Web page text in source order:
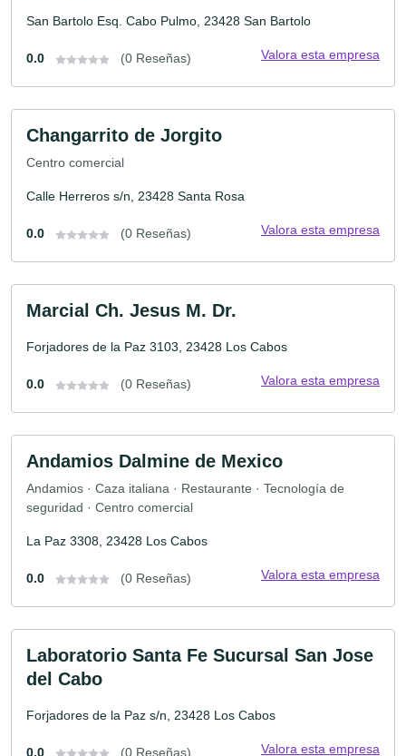
San Bartolo Esq. Cabo Pulmo, 23428 San Bartolo
0.0 (0 Reseñas) Valora esta empresa
Changarrito de Jorgito
Centro comercial
Calle Herreros s/n, 23428 Santa Rosa
0.0 (0 Reseñas) Valora esta empresa
Marcial Ch. Jesus M. Dr.
Forjadores de la Paz 3103, 23428 Los Cabos
0.0 (0 Reseñas) Valora esta empresa
Andamios Dalmine de Mexico
Andamios · Caza italiana · Restaurante · Tecnología de
seguridad · Centro comercial
La Paz 3308, 23428 Los Cabos
0.0 (0 Reseñas) Valora esta empresa
Laboratorio Santa Fe Sucursal San Jose
del Cabo
Forjadores de la Paz s/n, 23428 Los Cabos
0.0 (0 Reseñas) Valora esta empresa